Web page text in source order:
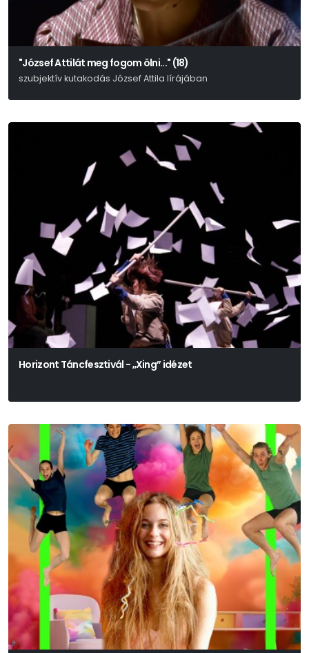
"József Attilát meg fogom ölni..." (18)
szubjektív kutakodás József Attila lírájában
Horizont Táncfesztivál - „Xing” idézet